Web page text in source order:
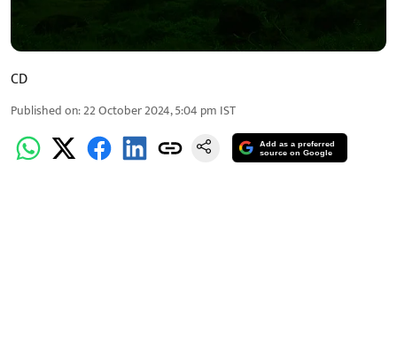
CD
Published on:22 October 2024, 5:04 pm IST
Add as a preferred
source on Google